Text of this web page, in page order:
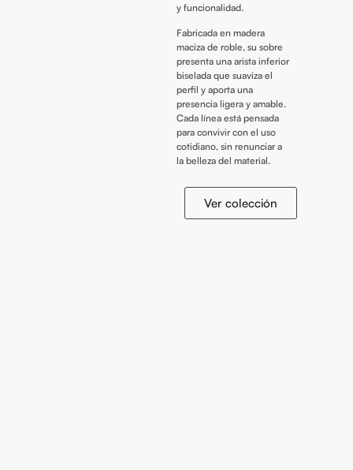
y funcionalidad.
Fabricada en madera
maciza de roble, su sobre
presenta una arista inferior
biselada que suaviza el
perfil y aporta una
presencia ligera y amable.
Cada línea está pensada
para convivir con el uso
cotidiano, sin renunciar a
la belleza del material.
Ver colección